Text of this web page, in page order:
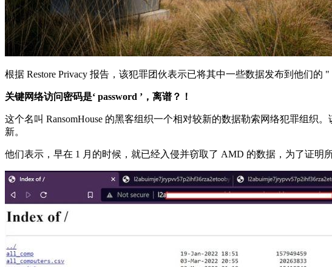
根据 Restore Privacy 报告，该犯罪团伙表示已将其中一些数据发布到他们
关键网络访问密码是‘ password ’，离谱？！
这个名叫 RansomHouse 的黑客组织一个相对较新的数据勒索网络犯罪组织
新。
他们表示，早在 1 月的时候，就已经入侵并窃取了 AMD 的数据，为了证明